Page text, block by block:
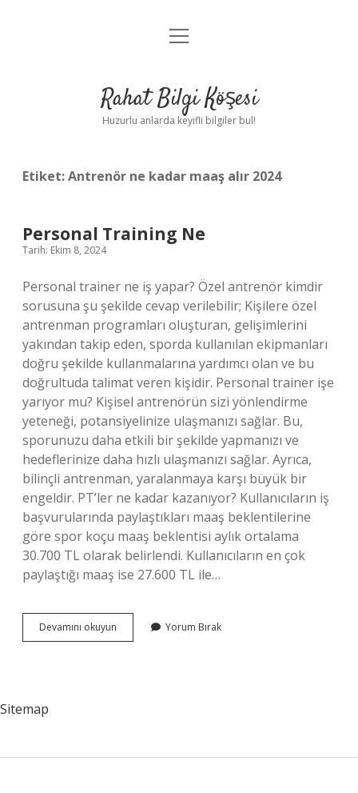
Anasayfa
Yasal Uyarı
menüyü
Rahat Bilgi Köşesi
Huzurlu anlarda keyifli bilgiler bul!
Etiket:Antrenör ne kadar maaş alır 2024
Personal Training Ne
Tarih: Ekim 8, 2024
Personal trainer ne iş yapar? Özel antrenör kimdir
sorusuna şu şekilde cevap verilebilir; Kişilere özel
antrenman programları oluşturan, gelişimlerini
yakından takip eden, sporda kullanılan ekipmanları
doğru şekilde kullanmalarına yardımcı olan ve bu
doğrultuda talimat veren kişidir. Personal trainer işe
yarıyor mu? Kişisel antrenörün sizi yönlendirme
yeteneği, potansiyelinize ulaşmanızı sağlar. Bu,
sporunuzu daha etkili bir şekilde yapmanızı ve
hedeflerinize daha hızlı ulaşmanızı sağlar. Ayrıca,
bilinçli antrenman, yaralanmaya karşı büyük bir
engeldir. PT’ler ne kadar kazanıyor? Kullanıcıların iş
başvurularında paylaştıkları maaş beklentilerine
göre spor koçu maaş beklentisi aylık ortalama
30.700 TL olarak belirlendi. Kullanıcıların en çok
paylaştığı maaş ise 27.600 TL ile…
Devamını okuyun Personal
Training
Yorum Bırak
Sitemap